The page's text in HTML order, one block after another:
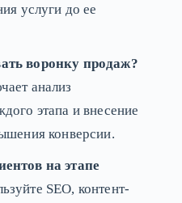
услуги до ее
воронку продаж?
анализ
этапа и внесение
конверсии.
на этапе
SEO, контент-